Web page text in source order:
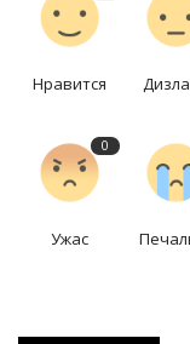
Нравится
0
Ужас